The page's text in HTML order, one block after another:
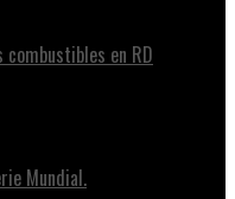
combustibles en RD
Mundial.